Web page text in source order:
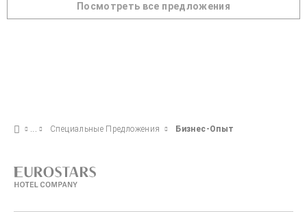
Посмотреть все предложения
Специальные Предложения Бизнес-Опыт